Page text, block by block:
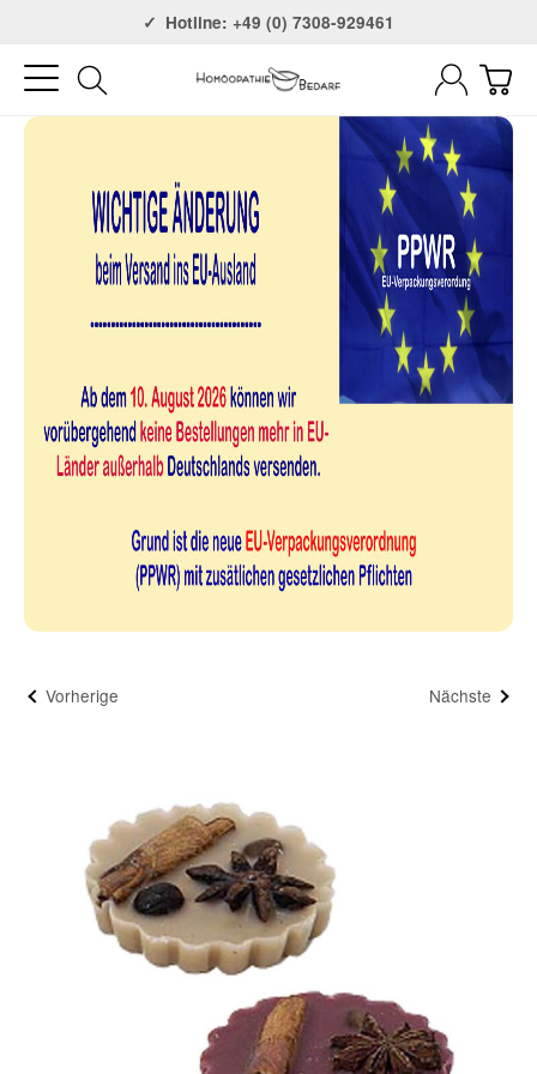
Versandkostenfrei ab 75€Hotline: +49 (0) 7308-929461
Vorherige Nächste